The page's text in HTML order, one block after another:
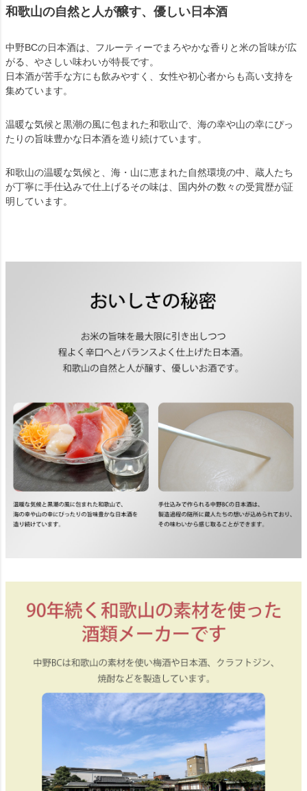
和歌山の自然と人が醸す、優しい日本酒
中野BCの日本酒は、フルーティーでまろやかな香りと米の旨味が広
がる、やさしい味わいが特長です。
日本酒が苦手な方にも飲みやすく、女性や初心者からも高い支持を
集めています。
温暖な気候と黒潮の風に包まれた和歌山で、海の幸や山の幸にぴっ
たりの旨味豊かな日本酒を造り続けています。
和歌山の温暖な気候と、海・山に恵まれた自然環境の中、蔵人たち
が丁寧に手仕込みで仕上げるその味は、国内外の数々の受賞歴が証
明しています。